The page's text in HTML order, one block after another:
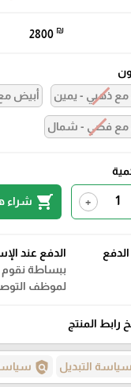
2800 ₪
ذهبي - يمين
أبيض
مع فضي - شمال
+
shopping_cart شراء
الدفع عند
ببساطة نقوم
لموظف
رابط المنتج
سياسة التبديل policy سياسة